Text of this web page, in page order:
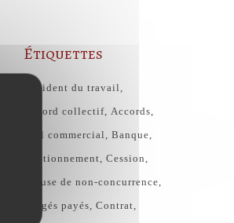
Étiquettes
Accident du travail
Accord collectif Accords
Bail commercial
Banque
Cautionnement Cession
Clause de non-concurrence
congés payés Contrat